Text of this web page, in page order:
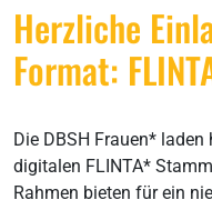
Herzliche
Format:
Die DBSH Frauen*
digitalen FLINTA*
Rahmen bieten für ein